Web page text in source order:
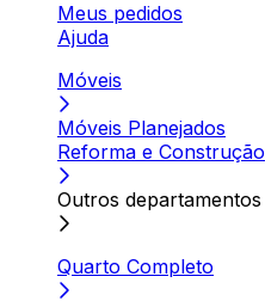
Meus pedidos
Ajuda
Móveis
Móveis Planejados
Reforma e Construção
Outros departamentos
Quarto Completo